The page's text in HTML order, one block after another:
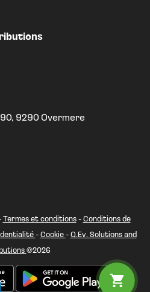
9290 Overmere
Termes et conditions- Conditions de
- Cookie - Q.Ev. Solutions and
©2026